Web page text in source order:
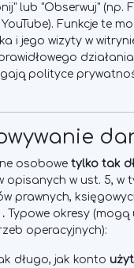
lub "Obserwuj" (np.
Funkcje te
i jego wizyty w
polityce
osobowe tylko tak
opisanych w ust. 5, w
prawnych,
. Typowe okresy (mogą
operacyjnych):
długo, jak konto